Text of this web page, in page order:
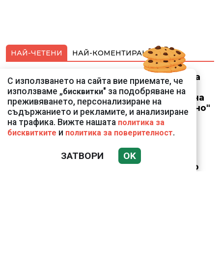
НАЙ-ЧЕТЕНИ НАЙ-КОМЕНТИРАНИ
Отстраняването на
шефката на
кадастъра във Варна
по случая "Баба Алино"
остава в сила
Цени с над 10 на сто
С използването на сайта вие приемате, че
използваме „бисквитки" за подобряване на
преживяването, персонализиране на
съдържанието и рекламите, и анализиране
на трафика. Вижте нашата политика за
бисквитките и политика за поверителност.
ЗАТВОРИ OK